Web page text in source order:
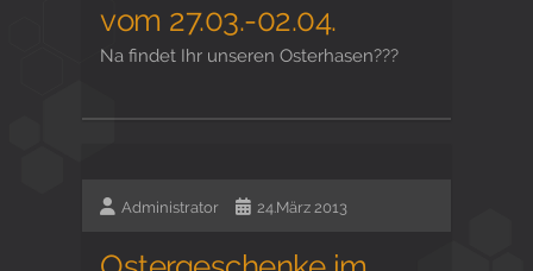
vom 27.03.-02.04.
Na findet Ihr unseren Osterhasen???
Administrator 24.März 2013